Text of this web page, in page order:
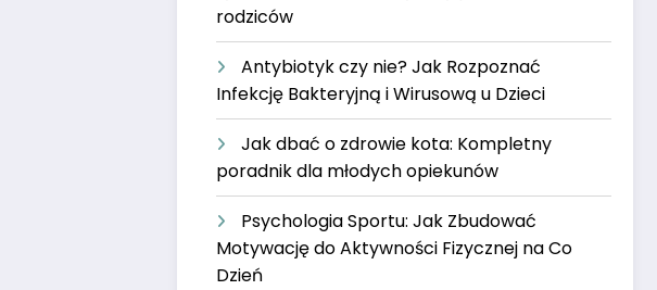
rodziców
Antybiotyk czy nie? Jak Rozpoznać
Infekcję Bakteryjną i Wirusową u Dzieci
Jak dbać o zdrowie kota: Kompletny
poradnik dla młodych opiekunów
Psychologia Sportu: Jak Zbudować
Motywację do Aktywności Fizycznej na Co
Dzień